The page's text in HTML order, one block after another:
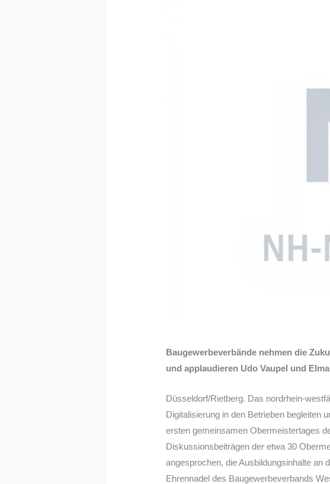
Baugewerbeverbände nehmen die
und applaudieren Udo Vaupel und
Düsseldorf/Rietberg. Das nordrhein-
Digitalisierung in den Betrieben begleiten
ersten gemeinsamen Obermeistertages
Diskussionsbeiträgen der etwa 30
angesprochen, die Ausbildungsinhalte an
Ehrennadel des Baugewerbeverbands